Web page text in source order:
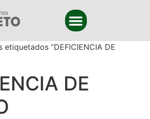
etiquetados “DEFICIENCIA DE
DE